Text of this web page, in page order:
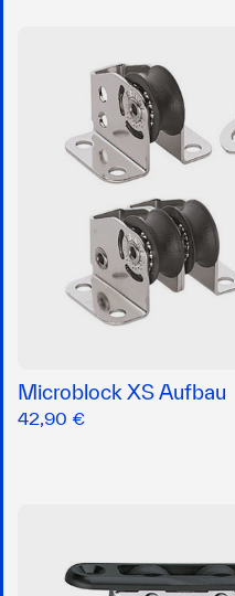
Microblock XS Aufbau
42,90 €